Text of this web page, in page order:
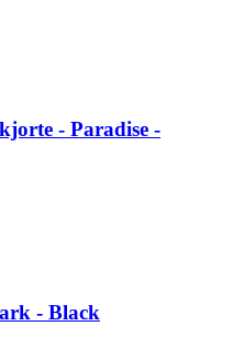
- Paradise -
- Black